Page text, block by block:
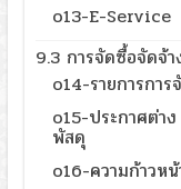
o13-E-Service
9.3 การจัดซื้อจัดจ้า
o14-รายการกา
o15-ประกาศต่า
พัสดุ
o16-ความก้าวห